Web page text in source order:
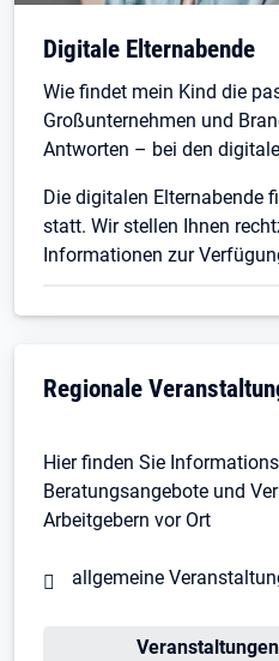
Digitale Elternabende
Wie findet mein Kind die
Großunternehmen und
Antworten – bei den
Die digitalen Elternabende
statt. Wir stellen Ihnen
Informationen zur
Regionale
Hier finden Sie
Beratungsangebote und
Arbeitgebern vor Ort
allgemeine